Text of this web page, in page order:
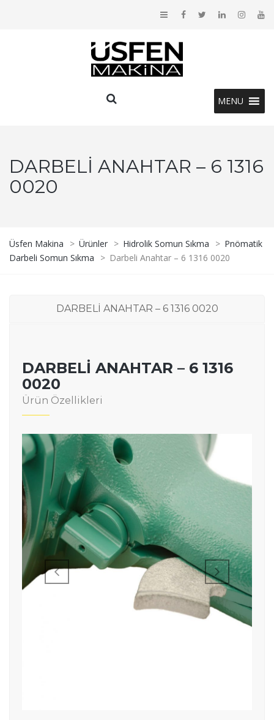
MENU
DARBELI ANAHTAR – 6 1316
0020
Üsfen Makina > Ürünler > Hidrolik Somun Sıkma > Pnömatik
Darbeli Somun Sıkma
> Darbeli Anahtar – 6 1316 0020
DARBELİ ANAHTAR – 6 1316 0020
DARBELİ ANAHTAR – 6 1316
0020
Ürün Özellikleri